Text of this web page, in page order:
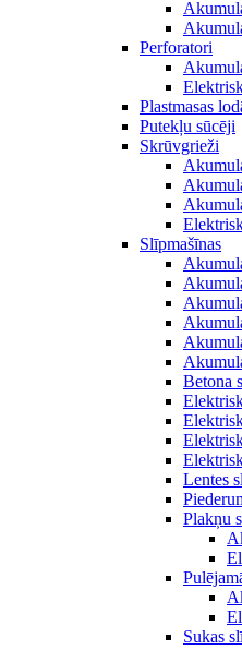
Perforatori
Plastmasas
Putekļu sūcēji
Skrūvgrieži
Slīpmašīnas
Betona
Lentes
Plakņu
Sukas